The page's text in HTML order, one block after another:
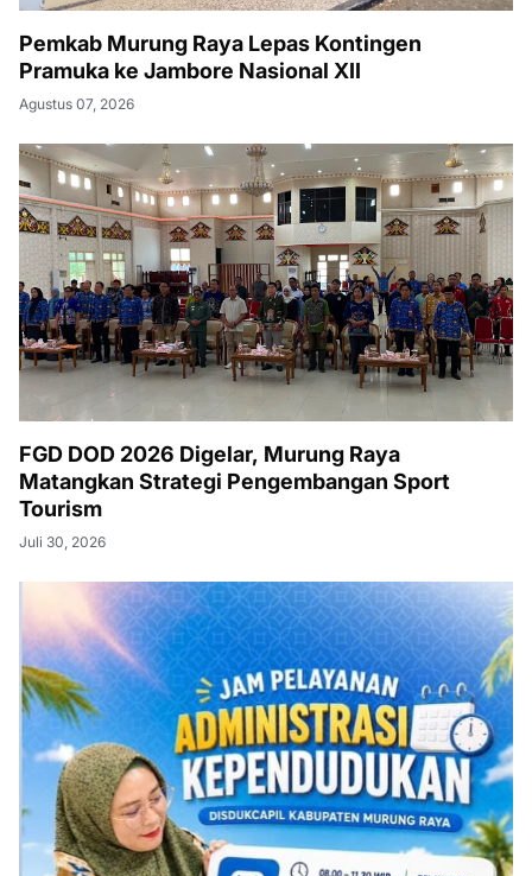
Pemkab Murung Raya Lepas Kontingen
Pramuka ke Jambore Nasional XII
Agustus 07, 2026
FGD DOD 2026 Digelar, Murung Raya
Matangkan Strategi Pengembangan Sport
Tourism
Juli 30, 2026